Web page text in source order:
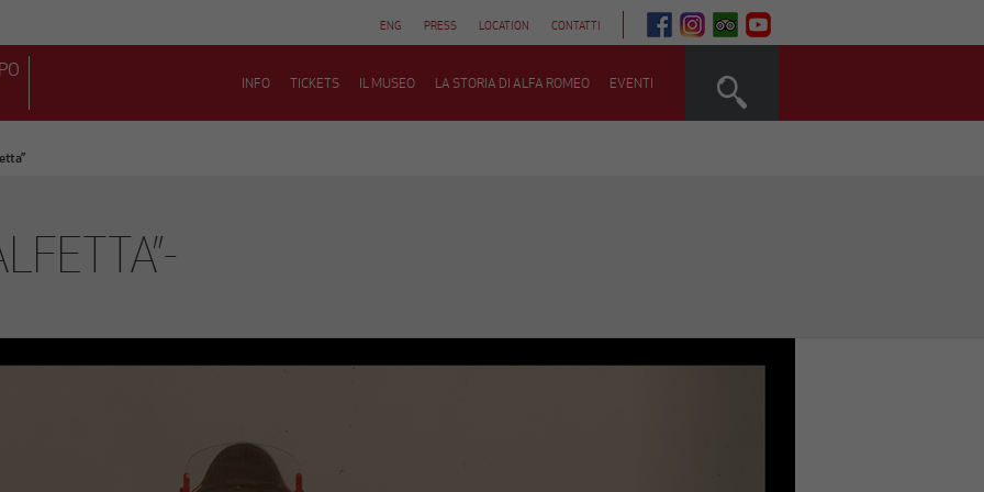
ENG PRESS LOCATION CONTATTI
QUESTO
LINK
APRIRÀ
NUOVA
QUESTO
LINK
APRIRÀ
SCHEDA
QUESTO
LINK
APRIRÀ
NUOVA
SCHEDA
QUESTO
LINK
APRIRÀ
INFO TICKETS IL MUSEO LA STORIA DI ALFA ROMEO EVENTI